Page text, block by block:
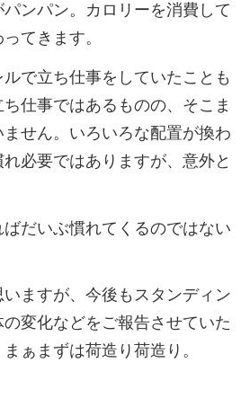
ンパン。カロリーを消費して
てきます。
で立ち仕事をしていたことも
仕事ではあるものの、そこま
せん。いろいろな配置が換わ
必要ではありますが、意外と
だいぶ慣れてくるのではない
ますが、今後もスタンディン
変化などをご報告させていた
ぁまずは荷造り荷造り。